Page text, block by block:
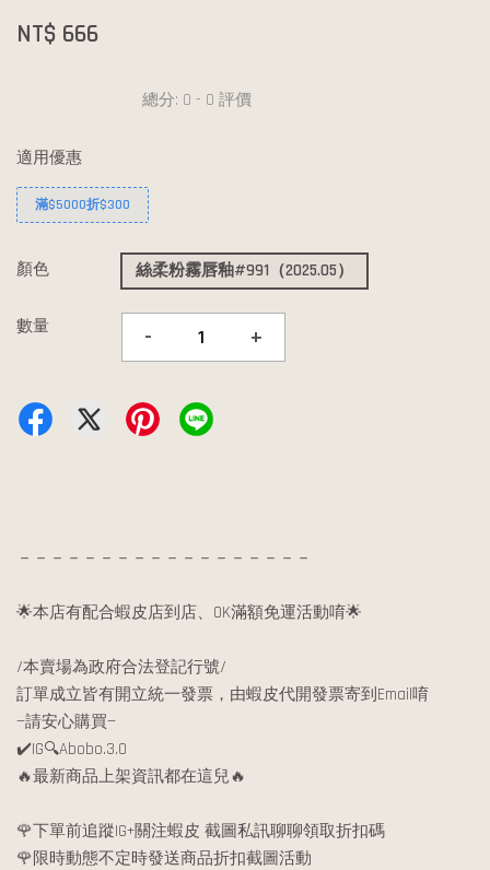
NT$ 666
總分: 0 - 0 評價
適用優惠
滿$5000折$300
顏色 絲柔粉霧唇釉#991（2025.05）
數量 - +
－－－－－－－－－－－－－－－－－－
🌟本店有配合蝦皮店到店、OK滿額免運活動唷🌟
/本賣場為政府合法登記行號/
訂單成立皆有開立統一發票，由蝦皮代開發票寄到Email唷
—請安心購買—
✔️IG🔍Abobo.3.0
🔥最新商品上架資訊都在這兒🔥
🌹下單前追蹤IG+關注蝦皮 截圖私訊聊聊領取折扣碼
🌹限時動態不定時發送商品折扣截圖活動